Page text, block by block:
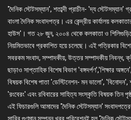
'দৈনিক স্টেটসম্যান', শতাব্দী প্রাচীন- 'দ্য স্টেটসম্যান'
বাংলা দৈনিক সংবাদপত্র। এর কেন্দ্রীয় কার্যালয়
হাউস'। গত ২৮ জুন, ২০০৪ থেকে কলকাতা ও
নিয়মিতভাবে প্রকাশিত হয়ে চলেছে। এই পত্রিকার
সবরকম সংবাদ, সম্পাদকীয়, উত্তর সম্পাদকীয় নিবন্ধ,
ছাড়াও সাপ্তাহিক বিশেষ বিভাগ 'বঙ্গদর্পণ','শিক্ষার
বিষয়ক বিশেষ পাতা 'ডেস্টিনেশন- মন ভালো', 'বিনোদন',
'রংবেরং' এবং রবিবারের সাহিত্য সংস্কৃতি বিষয়ক তিন
এই ফিচারগুলি আমাদের 'দৈনিক স্টেটসম্যান'